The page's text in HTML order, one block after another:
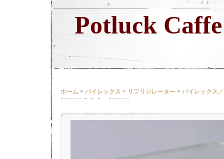
Potluck Caffe
ホーム > パイレックス > リフリジレーター > パイレックス